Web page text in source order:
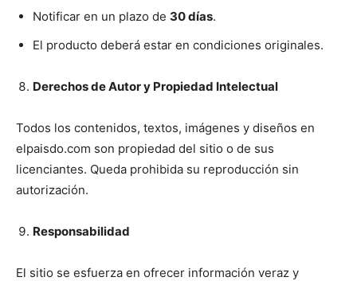
Notificar en un plazo de 30 días.
El producto deberá estar en condiciones originales.
Derechos de Autor y Propiedad Intelectual
Todos los contenidos, textos, imágenes y diseños en
elpaisdo.com son propiedad del sitio o de sus
licenciantes. Queda prohibida su reproducción sin
autorización.
Responsabilidad
El sitio se esfuerza en ofrecer información veraz y